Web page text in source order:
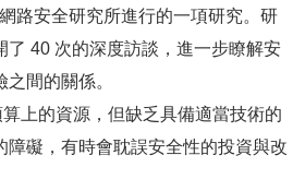
路安全研究所進行的一項研究。研
了 40 次的深度訪談，進一步瞭解安
間的關係。
上的資源，但缺乏具備適當技術的
障礙，有時會耽誤安全性的投資與改